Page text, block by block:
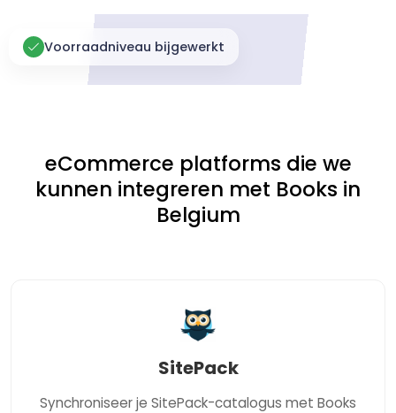
Voorraadniveau bijgewerkt
eCommerce platforms die we
kunnen integreren met Books in
Belgium
SitePack
Synchroniseer je SitePack-catalogus met Books